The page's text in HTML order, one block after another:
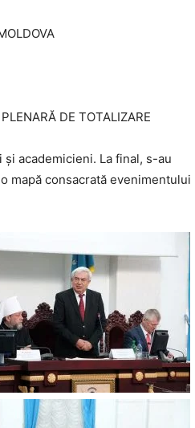
DE TOTALIZARE
academicieni. La final, s-au
mapă consacrată evenimentului